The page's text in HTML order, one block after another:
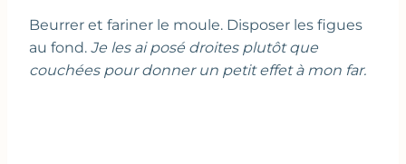
Beurrer et fariner le moule. Disposer les figues
au fond. Je les ai posé droites plutôt que
couchées pour donner un petit effet à mon far.